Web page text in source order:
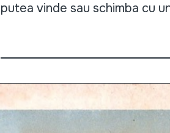
putea vinde sau schimba cu